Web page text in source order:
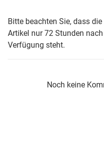
Bitte beachten Sie, dass
Artikel nur 72 Stunden
Verfügung steht.
Noch keine